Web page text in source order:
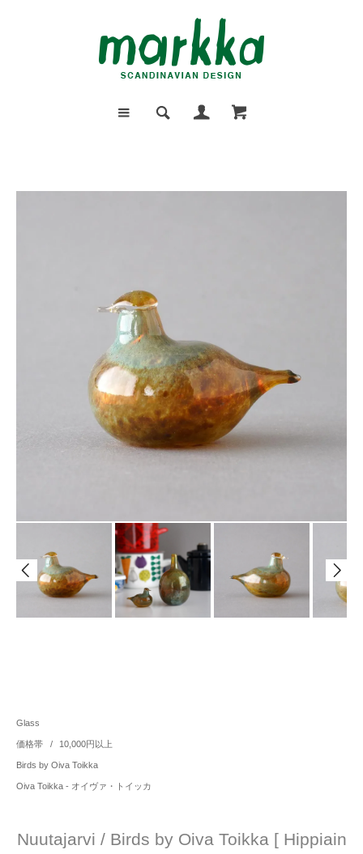
Glass
価格帯 / 10,000円以上
Birds by Oiva Toikka
Oiva Toikka - オイヴァ・トイッカ
Nuutajarvi / Birds by Oiva Toikka [ Hippiain